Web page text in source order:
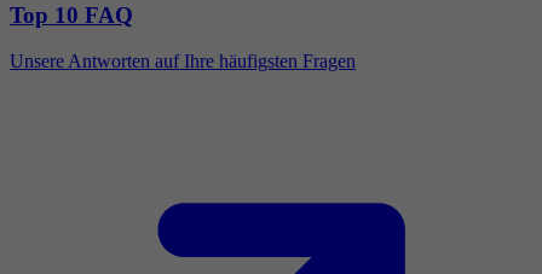
Top 10 FAQ
Unsere Antworten auf Ihre häufigsten Fragen